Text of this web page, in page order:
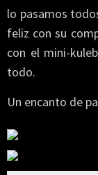
lo pasamos
feliz con su
con el mini-
todo.
Un encanto de